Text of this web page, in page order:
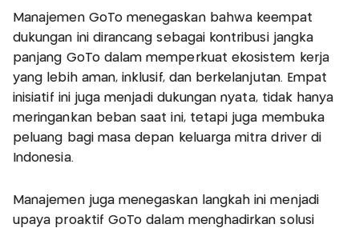
Manajemen GoTo menegaskan bahwa keempat
dukungan ini dirancang sebagai kontribusi jangka
panjang GoTo dalam memperkuat ekosistem kerja
yang lebih aman, inklusif, dan berkelanjutan. Empat
inisiatif ini juga menjadi dukungan nyata, tidak hanya
meringankan beban saat ini, tetapi juga membuka
peluang bagi masa depan keluarga mitra driver di
Indonesia.
Manajemen juga menegaskan langkah ini menjadi
upaya proaktif GoTo dalam menghadirkan solusi